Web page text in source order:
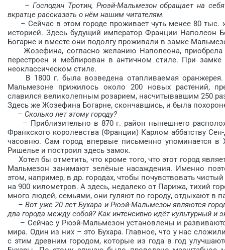
– Господин Тротин, Рюэй-Мальмезон обращает на
вкратце рассказать о нём нашим читателям.
– Сейчас в этом городе проживает чуть менее 80 тыс.
историей. Здесь будущий император Франции Наполеон
Богарне и вместе они подолгу проживали в замке
Жозефина, согласно желанию Наполеона, приобрела
перестроен и меблирован в античном стиле. При
неоклассическом стиле.
В 1800 г. была возведена отапливаемая оранжерея.
Мальмезоне прижилось около 200 новых растений,
славился великолепным розарием, насчитывавшим 250
Здесь же Жозефина Богарне, скон­чавшись, и была
– Сколько лет этому городу?
– Приблизительно в 870 г. район нынешнего
Франкского королевства (Франции) Карлом аббатству
часовню. Сам город впервые письменно упоминается в
Ришелье и построил здесь замок.
Хотел бы отметить, что кроме того, что этот город
Мальмезон занимают зелёные насаждения. Именно
этом, например, в др. городах, чтобы почувствовать
на 900 километров. А здесь, недалеко от Парижа, тихий
много людей, семьями, они гуляют по городу, отдыхают в
– Вот уже 20 лет Бухара и Рюэй-Мальмезон являются
два города между собой? Как интенсивно идёт культурный и
– Сейчас у Рюэй-Мальмезон установлены и
мира. Один из них – это Бухара. Главное, что у нас
с этим древним городом, которые из года в год